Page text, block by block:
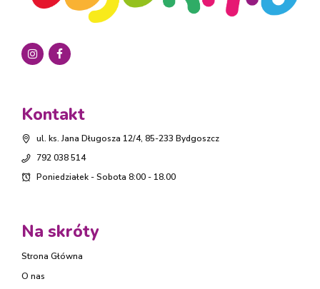
Kontakt
ul. ks. Jana Długosza 12/4, 85-233 Bydgoszcz
792 038 514
Poniedziałek - Sobota 8:00 - 18.00
Na skróty
Strona Główna
O nas